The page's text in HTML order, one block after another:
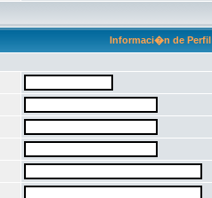
Informaci�n de Perfil